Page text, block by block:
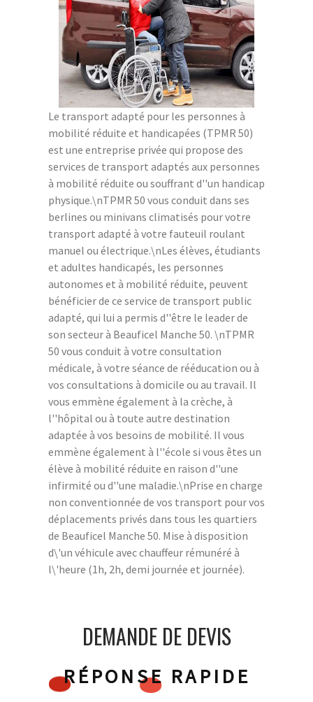
Le transport adapté pour les personnes à
mobilité réduite et handicapées (TPMR 50)
est une entreprise privée qui propose des
services de transport adaptés aux personnes
à mobilité réduite ou souffrant d''un handicap
physique.\nTPMR 50 vous conduit dans ses
berlines ou minivans climatisés pour votre
transport adapté à votre fauteuil roulant
manuel ou électrique.\nLes élèves, étudiants
et adultes handicapés, les personnes
autonomes et à mobilité réduite, peuvent
bénéficier de ce service de transport public
adapté, qui lui a permis d''être le leader de
son secteur à Beauficel Manche 50. \nTPMR
50 vous conduit à votre consultation
médicale, à votre séance de rééducation ou à
vos consultations à domicile ou au travail. Il
vous emmène également à la crèche, à
l''hôpital ou à toute autre destination
adaptée à vos besoins de mobilité. Il vous
emmène également à l''école si vous êtes un
élève à mobilité réduite en raison d''une
infirmité ou d''une maladie.\nPrise en charge
non conventionnée de vos transport pour vos
déplacements privés dans tous les quartiers
de Beauficel Manche 50. Mise à disposition
d\'un véhicule avec chauffeur rémunéré à
l\'heure (1h, 2h, demi journée et journée).
DEMANDE DE DEVIS
RÉPONSE RAPIDE